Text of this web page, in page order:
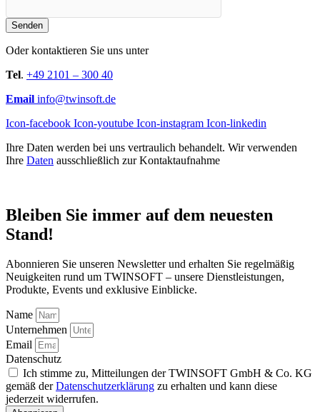
Senden
Oder kontaktieren Sie uns unter
Tel. +49 2101 – 300 40
Email info@twinsoft.de
Icon-facebook Icon-youtube Icon-instagram Icon-linkedin
Ihre Daten werden bei uns vertraulich behandelt. Wir verwenden
Ihre Daten ausschließlich zur Kontaktaufnahme
Bleiben Sie immer auf dem neuesten
Stand!
Abonnieren Sie unseren Newsletter und erhalten Sie regelmäßig
Neuigkeiten rund um TWINSOFT – unsere Dienstleistungen,
Produkte, Events und exklusive Einblicke.
Name
Unternehmen
Email
Datenschutz
Ich stimme zu, Mitteilungen der TWINSOFT GmbH & Co. KG
gemäß derDatenschutzerklärung zu erhalten und kann diese
jederzeit widerrufen.